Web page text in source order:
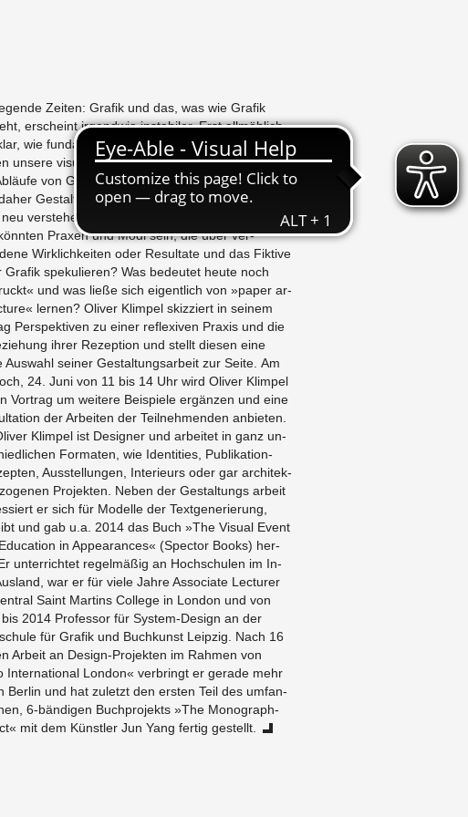
Zeiten: Grafik und das, was wie Grafik
er­scheint ir­gend­wie in­sta­biler. Erst allmählich
wie fun­da­men­tal sich in den let­zten zwanzig
un­sere vi­suelle Kul­tur sowie Pro­duk­tion­s­mit­tel
von Grafik-De­sign geändert haben. Muss
Gestal­tung in wesentlichen Be­lan­gen nicht
ver­ste­hen oder zu­min­d­est radikal er­weit­ern?
Praxen und Modi sein, die über ver­
Wirk­lichkeiten oder Re­sul­tate und das Fik­tive
Grafik spekulieren? Was be­deutet heute noch
und was ließe sich eigentlich von »paper ar­
ler­nen? Oliver Klimpel skizziert in seinem
Per­spek­tiven zu einer re­flex­iven Praxis und die
ihrer Rezep­tion und stellt diesen eine
Auswahl seiner Gestal­tungsar­beit zur Seite. Am
24. Juni von 11 bis 14 Uhr wird Oliver Klimpel
Vor­trag um weit­ere Beispiele ergänzen und eine
der Ar­beiten der Teil­nehmenden an­bi­eten.
Klimpel ist De­signer und ar­beitet in ganz un­
For­maten, wie Iden­ti­ties, Pub­lika­tion­
Ausstel­lun­gen, In­terieurs oder gar ar­chitek­
Pro­jek­ten. Neben der Gestal­tungs ar­beit
er sich für Mod­elle der Textgener­ierung,
und gab u.a. 2014 das Buch »The Vi­sual Event
in Ap­pear­ances« (Spec­tor Books) her­
un­ter­richtet regelmäßig an Hochschulen im In-
war er für viele Jahre As­so­ci­ate Lec­turer
Saint Mar­tins Col­lege in Lon­don und von
2014 Pro­fes­sor für Sys­tem-De­sign an der
für Grafik und Buchkunst Leipzig. Nach 16
Ar­beit an De­sign-Pro­jek­ten im Rah­men von
In­ter­na­tional Lon­don« ver­bringt er ger­ade mehr
Berlin und hat zuletzt den er­sten Teil des um­fan­
6-bändi­gen Buch­pro­jekts »The Mono­graph-
mit dem Künstler Jun Yang fer­tig gestellt.